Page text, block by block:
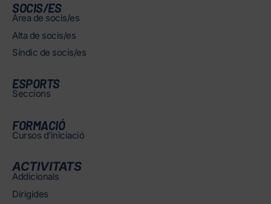
SOCIS/ES
Àrea de socis/es
Alta de socis/es
Síndic de socis/es
ESPORTS
Seccions
FORMACIÓ
Cursos d’iniciació
ACTIVITATS
Addicionals
Dirigides